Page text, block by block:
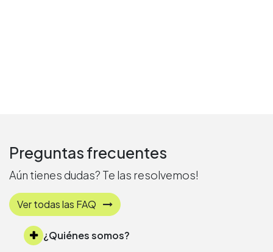
Preguntas frecuentes
Aún tienes dudas? Te las resolvemos!
Ver todas las FAQ
¿Quiénes somos?